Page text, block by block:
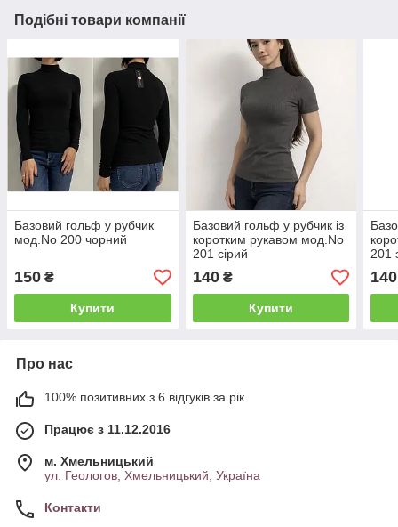
Подібні товари компанії
Базовий гольф у рубчик
мод.No 200 чорний
150 ₴
Купити
Базовий гольф у рубчик із
коротким рукавом мод.No
201 сірий
140₴
Купити
201
140
Про нас
100% позитивних з 6 відгуків за рік
Працює з 11.12.2016
м. Хмельницький
ул. Геологов, Хмельницький, Україна
Контакти